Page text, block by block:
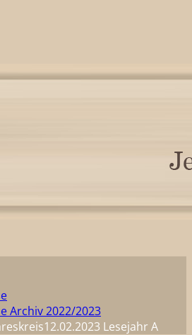
Archiv 2022/2023
Lesejahr A